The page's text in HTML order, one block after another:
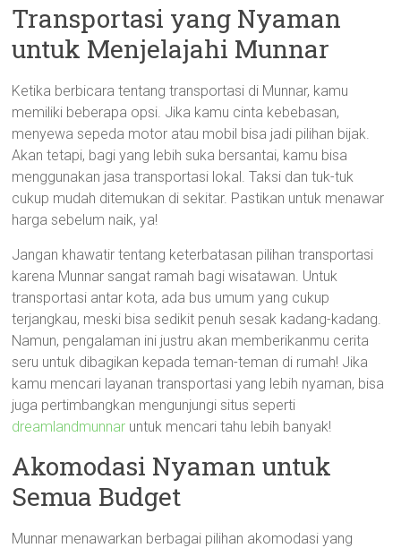
Transportasi yang Nyaman
untuk Menjelajahi Munnar
Ketika berbicara tentang transportasi di Munnar, kamu
memiliki beberapa opsi. Jika kamu cinta kebebasan,
menyewa sepeda motor atau mobil bisa jadi pilihan bijak.
Akan tetapi, bagi yang lebih suka bersantai, kamu bisa
menggunakan jasa transportasi lokal. Taksi dan tuk-tuk
cukup mudah ditemukan di sekitar. Pastikan untuk menawar
harga sebelum naik, ya!
Jangan khawatir tentang keterbatasan pilihan transportasi
karena Munnar sangat ramah bagi wisatawan. Untuk
transportasi antar kota, ada bus umum yang cukup
terjangkau, meski bisa sedikit penuh sesak kadang-kadang.
Namun, pengalaman ini justru akan memberikanmu cerita
seru untuk dibagikan kepada teman-teman di rumah! Jika
kamu mencari layanan transportasi yang lebih nyaman, bisa
juga pertimbangkan mengunjungi situs seperti
dreamlandmunnar untuk mencari tahu lebih banyak!
Akomodasi Nyaman untuk
Semua Budget
Munnar menawarkan berbagai pilihan akomodasi yang